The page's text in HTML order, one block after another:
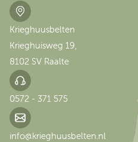
Krieghuusbelten
Krieghuisweg 19,
8102 SV Raalte
0572 - 371 575
info@krieghuusbelten.nl